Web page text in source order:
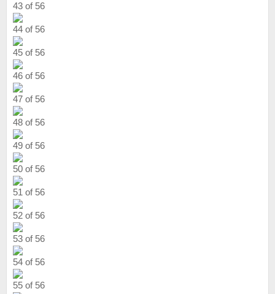
43 of 56
44 of 56
45 of 56
46 of 56
47 of 56
48 of 56
49 of 56
50 of 56
51 of 56
52 of 56
53 of 56
54 of 56
55 of 56